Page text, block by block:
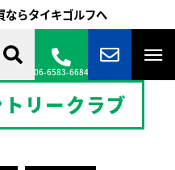
ならタイキゴルフへ
06-6583-6684
リークラブ